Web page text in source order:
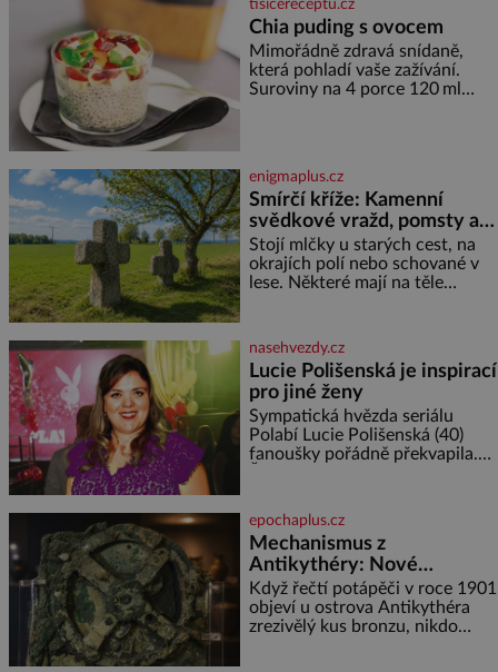
tisicereceptu.cz
Chia puding s ovocem
Mimořádně zdravá snídaně,
která pohladí vaše zažívání.
Suroviny na 4 porce 120 ml
enigmaplus.cz
Smírčí kříže: Kamenní
svědkové vražd, pomsty a
dávných vin
Stojí mlčky u starých cest, na
okrajích polí nebo schované v
lese. Některé mají na těle
kříž. Na první pohled vypadají
jako zapomenuté nábo
nasehvezdy.cz
Lucie Polišenská je inspirací
pro jiné ženy
Sympatická hvězda seriálu
Polabí Lucie Polišenská (40)
fanoušky pořádně překvapila.
módu si příliš nepotrpí, se
vůbec poprvé postavila před
objekti
epochaplus.cz
Mechanismus z
Antikythéry: Nové
výzkumy odhalují další
překvapení o starověkém
počítači
Když řečtí potápěči v roce 1901
objeví u ostrova Antikythéra
zrezivělý kus bronzu, nikdo